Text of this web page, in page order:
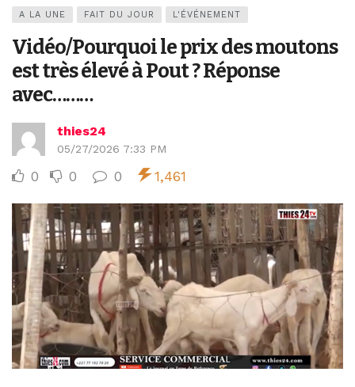
A LA UNE FAIT DU JOUR L'ÉVÉNEMENT
Vidéo/Pourquoi le prix des moutons
est très élevé à Pout ? Réponse
avec………
thies24
05/27/2026 7:33 PM
0 0 0 1,461